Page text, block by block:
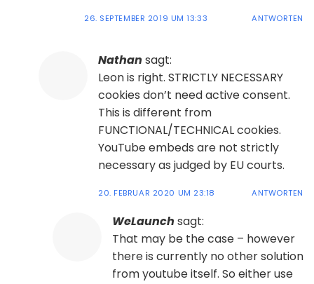
26. SEPTEMBER 2019 UM 13:33 ANTWORTEN
Nathan sagt:
Leon is right. STRICTLY NECESSARY
cookies don’t need active consent.
This is different from
FUNCTIONAL/TECHNICAL cookies.
YouTube embeds are not strictly
necessary as judged by EU courts.
20. FEBRUAR 2020 UM 23:18 ANTWORTEN
WeLaunch sagt:
That may be the case – however
there is currently no other solution
from youtube itself. So either use